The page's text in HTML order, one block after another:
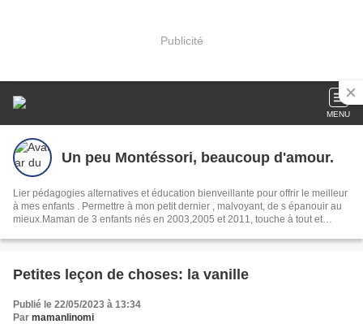
Publicité
MENU
Un peu Montéssori, beaucoup d'amour.
Lier pédagogies alternatives et éducation bienveillante pour offrir le meilleur
à mes enfants . Permettre à mon petit dernier , malvoyant, de s épanouir au
mieux.Maman de 3 enfants nés en 2003,2005 et 2011, touche à tout et
Petites leçon de choses: la vanille
Publié le 22/05/2023 à 13:34
Par mamanlinomi